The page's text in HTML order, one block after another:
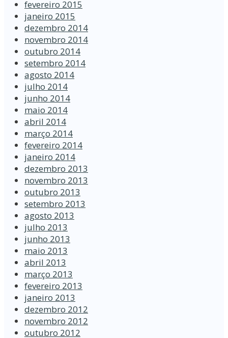
fevereiro 2015
janeiro 2015
dezembro 2014
novembro 2014
outubro 2014
setembro 2014
agosto 2014
julho 2014
junho 2014
maio 2014
abril 2014
março 2014
fevereiro 2014
janeiro 2014
dezembro 2013
novembro 2013
outubro 2013
setembro 2013
agosto 2013
julho 2013
junho 2013
maio 2013
abril 2013
março 2013
fevereiro 2013
janeiro 2013
dezembro 2012
novembro 2012
outubro 2012